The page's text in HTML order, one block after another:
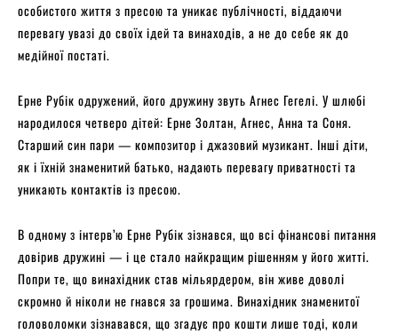
особистого життя з пресою та уникає публічності, віддаючи
перевагу увазі до своїх ідей та винаходів, а не до себе як до
медійної постаті.
Ерне Рубік одружений, його дружину звуть Агнес Гегелі. У шлюбі
народилося четверо дітей: Ерне Золтан, Агнес, Анна та Соня.
Старший син пари — композитор і джазовий музикант. Інші діти,
як і їхній знаменитий батько, надають перевагу приватності та
уникають контактів із пресою.
В одному з інтерв’ю Ерне Рубік зізнався, що всі фінансові питання
довірив дружині — і це стало найкращим рішенням у його житті.
Попри те, що винахідник став мільярдером, він живе доволі
скромно й ніколи не гнався за грошима. Винахідник знаменитої
головоломки зізнавався, що згадує про кошти лише тоді, коли